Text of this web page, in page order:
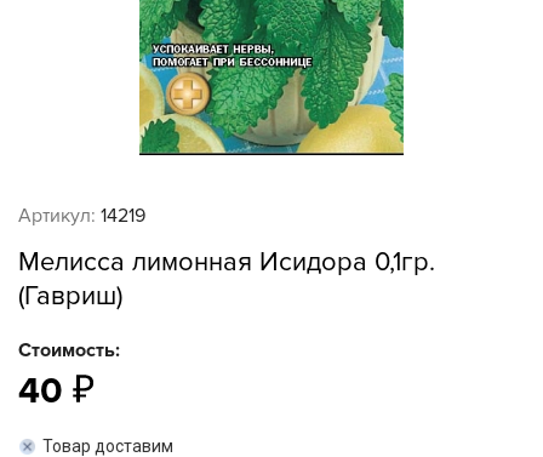
Артикул: 14219
Мелисса лимонная Исидора 0,1гр.
(Гавриш)
Стоимость:
40
Товар доставим